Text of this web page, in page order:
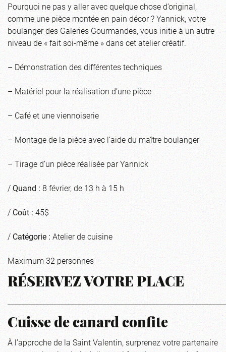
Pourquoi ne pas y aller avec quelque chose d’original,
comme une pièce montée en pain décor ? Yannick, votre
boulanger des Galeries Gourmandes, vous initie à un autre
niveau de « fait soi-même » dans cet atelier créatif.
– Démonstration des différentes techniques
– Matériel pour la réalisation d’une pièce
– Café et une viennoiserie
– Montage de la pièce avec l’aide du maître boulanger
– Tirage d’un pièce réalisée par Yannick
/Quand :8 février, de 13 h à 15 h
/Coût :45$
/ Catégorie :Atelier de cuisine
Maximum 32 personnes
RÉSERVEZ VOTRE PLACE
Cuisse de canard confite
À l’approche de la Saint Valentin, surprenez votre partenaire